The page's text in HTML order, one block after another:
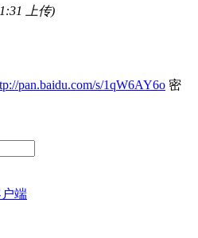
上传)
pan.baidu.com/s/1qW6AY6o 密
端